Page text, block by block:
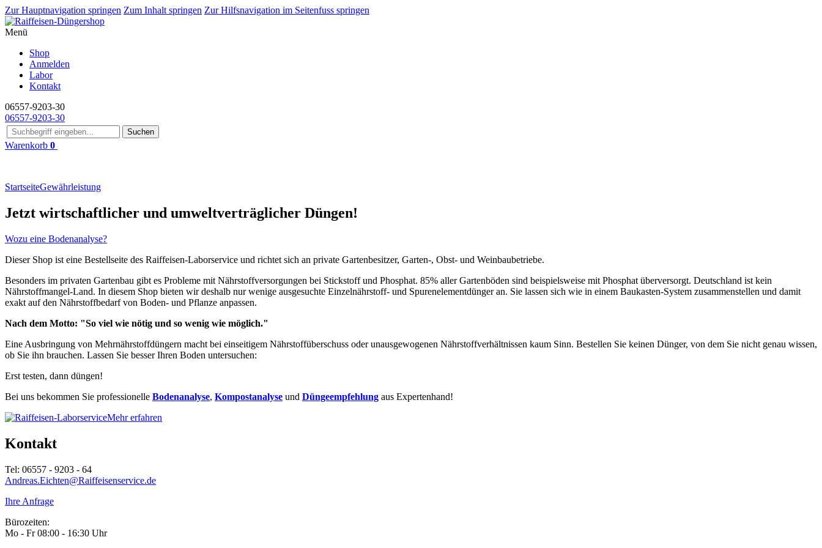
Zur Hauptnavigation springen Zum Inhalt springen Zur Hilfsnavigation im Seitenfuss springen
Menü
Shop
Anmelden
Labor
Kontakt
06557-9203-30
06557-9203-30
Suchen
Warenkorb 0
StartseiteGewährleistung
Jetzt wirtschaftlicher und umweltverträglicher Düngen!
Wozu eine Bodenanalyse?
Dieser Shop ist eine Bestellseite des Raiffeisen-Laborservice und richtet sich an private Gartenbesitzer, Garten-, Obst- und Weinbaubetriebe.
Besonders im privaten Gartenbau gibt es Probleme mit Nährstoffversorgungen bei Stickstoff und Phosphat. 85% aller Gartenböden sind beispielsweise mit Phosphat überversorgt. Deutschland ist kein
Nährstoffmangel-Land. In diesem Shop bieten wir deshalb nur wenige ausgesuchte Einzelnährstoff- und Spurenelementdünger an. Sie lassen sich wie in einem Baukasten-System zusammenstellen und damit
exakt auf den Nährstoffbedarf von Boden- und Pflanze anpassen.
Nach dem Motto: "So viel wie nötig und so wenig wie möglich."
Eine Ausbringung von Mehrnährstoffdüngern macht bei einseitigem Nährstoffüberschuss oder unausgewogenen Nährstoffverhältnissen kaum Sinn. Bestellen Sie keinen Dünger, von dem Sie nicht genau wissen,
ob Sie ihn brauchen. Lassen Sie besser Ihren Boden untersuchen:
Erst testen, dann düngen!
Bei uns bekommen Sie professionelle Bodenanalyse, Kompostanalyse und Düngeempfehlung aus Expertenhand!
Mehr erfahren
Kontakt
Tel: 06557 - 9203 - 64
Andreas.Eichten@Raiffeisenservice.de
Ihre Anfrage
Bürozeiten:
Mo - Fr 08:00 - 16:30 Uhr